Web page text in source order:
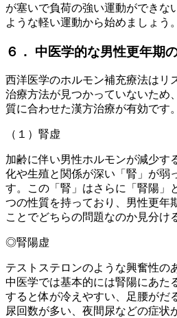
が塞いで負荷の強い運動ができな
ような軽い運動から始めましょう。
６． 中医学的な男性更年期
西洋医学のホルモン補充療法はリ
治療方法が見つかっていないため
質に合わせた漢方治療が有効です。
（１）腎虚
加齢に伴い男性ホルモンが減少す
化や生殖と関係が深い「腎」が弱
す。この「腎」はさらに「腎陽」
つの性質を持っており、男性更年
ことでどちらの問題なのか見分け
◎腎陽虚
テストステロンのような興奮性の
中医学では基本的には腎陽にあた
すると体が冷えやすい、足腰がだ
尿回数が多い、夜間尿などの症状